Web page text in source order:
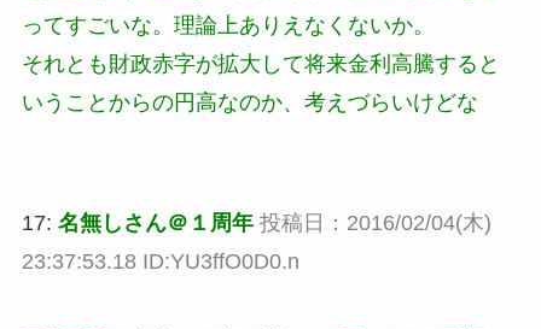
ってすごいな。理論上ありえなくないか。
それとも財政赤字が拡大して将来金利高騰すると
いうことからの円高なのか、考えづらいけどな
17: 名無しさん＠１周年 投稿日：2016/02/04(木)
23:37:53.18 ID:YU3ffO0D0.n